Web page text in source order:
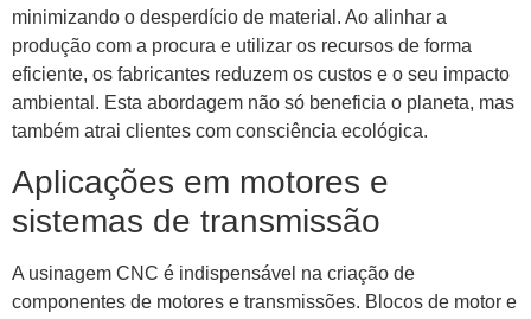
minimizando o desperdício de material. Ao alinhar a
produção com a procura e utilizar os recursos de forma
eficiente, os fabricantes reduzem os custos e o seu impacto
ambiental. Esta abordagem não só beneficia o planeta, mas
também atrai clientes com consciência ecológica.
Aplicações em motores e
sistemas de transmissão
A usinagem CNC é indispensável na criação de
componentes de motores e transmissões. Blocos de motor e